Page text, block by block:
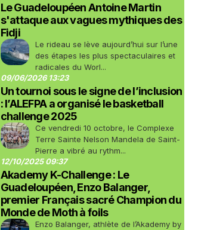
Le Guadeloupéen Antoine Martin
s'attaque aux vagues mythiques des
Fidji
Le rideau se lève aujourd’hui sur l’une
des étapes les plus spectaculaires et
radicales du Worl...
09/06/2026 13:23
Un tournoi sous le signe de l’inclusion
: l’ALEFPA a organisé le basketball
challenge 2025
Ce vendredi 10 octobre, le Complexe
Terre Sainte Nelson Mandela de Saint-
Pierre a vibré au rythm...
12/10/2025 09:37
Akademy K-Challenge : Le
Guadeloupéen, Enzo Balanger,
premier Français sacré Champion du
Monde de Moth à foils
Enzo Balanger, athlète de l’Akademy by